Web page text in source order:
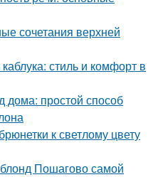
сочетания верхней
стиль и комфорт в
дома: простой способ
к светлому цвету
Пошагово самой